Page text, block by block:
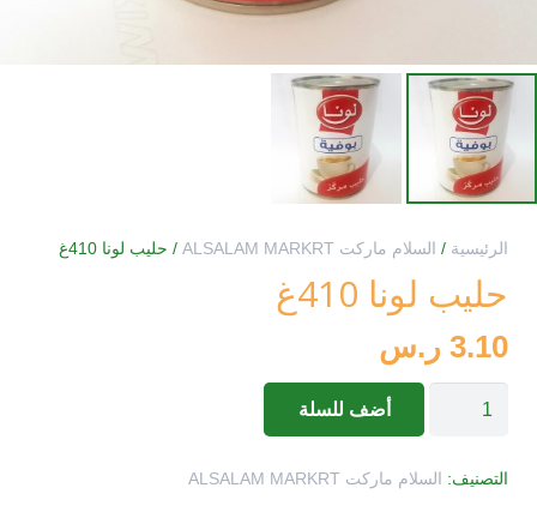
الرئيسية / السلام ماركت ALSALAM MARKRT / حليب لونا 410غ
حليب لونا 410غ
3.10 ر.س
كمية
أضف للسلة
التصنيف: السلام ماركت ALSALAM MARKRT